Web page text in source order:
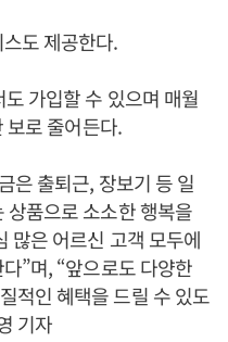
도 제공한다.
가입할 수 있으며 매월
보로 줄어든다.
은 출퇴근, 장보기 등 일
상품으로 소소한 행복을
많은 어르신 고객 모두에
”며, “앞으로도 다양한
적인 혜택을 드릴 수 있도
기자